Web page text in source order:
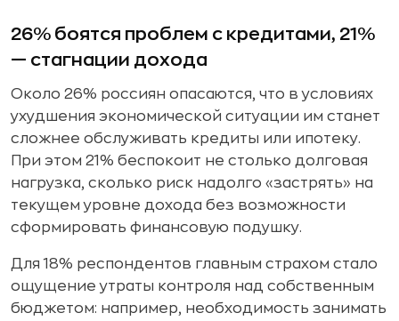
26% боятся проблем с кредитами, 21%
— стагнации дохода
Около 26% россиян опасаются, что в условиях
ухудшения экономической ситуации им станет
сложнее обслуживать кредиты или ипотеку.
При этом 21% беспокоит не столько долговая
нагрузка, сколько риск надолго «застрять» на
текущем уровне дохода без возможности
сформировать финансовую подушку.
Для 18% респондентов главным страхом стало
ощущение утраты контроля над собственным
бюджетом: например, необходимость занимать